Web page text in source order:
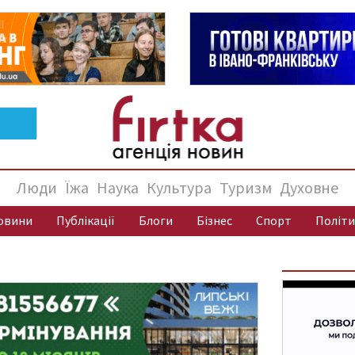
Люди Їжа Наука Культура Туризм Духовне
Публікації Блоги Бізнес Спорт